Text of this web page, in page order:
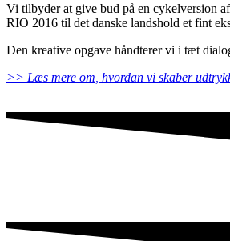
Vi tilbyder at give bud på en cykelversion
RIO 2016 til det danske landshold et fint
Den kreative opgave håndterer vi i tæt
>> Læs mere om, hvordan vi skaber